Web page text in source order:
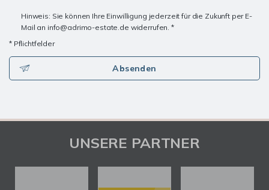
Hinweis: Sie können Ihre Einwilligung jederzeit für die Zukunft per E-
Mail an info@adrimo-estate.de widerrufen. *
* Pflichtfelder
Absenden
UNSERE PARTNER